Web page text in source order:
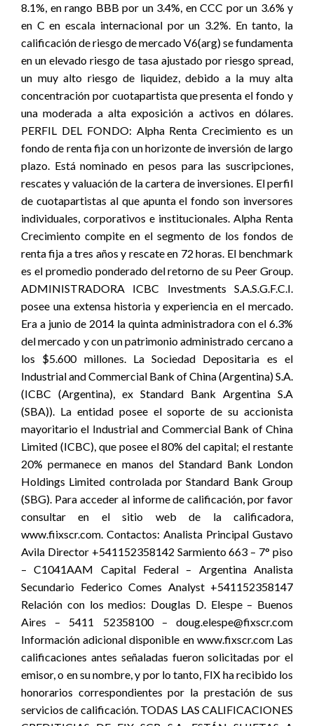
8.1%, en rango BBB por un 3.4%, en CCC por un 3.6% y
en C en escala internacional por un 3.2%. En tanto, la
calificación de riesgo de mercado V6(arg) se fundamenta
en un elevado riesgo de tasa ajustado por riesgo spread,
un muy alto riesgo de liquidez, debido a la muy alta
concentración por cuotapartista que presenta el fondo y
una moderada a alta exposición a activos en dólares.
PERFIL DEL FONDO: Alpha Renta Crecimiento es un
fondo de renta fija con un horizonte de inversión de largo
plazo. Está nominado en pesos para las suscripciones,
rescates y valuación de la cartera de inversiones. El perfil
de cuotapartistas al que apunta el fondo son inversores
individuales, corporativos e institucionales. Alpha Renta
Crecimiento compite en el segmento de los fondos de
renta fija a tres años y rescate en 72 horas. El benchmark
es el promedio ponderado del retorno de su Peer Group.
ADMINISTRADORA ICBC Investments S.A.S.G.F.C.I.
posee una extensa historia y experiencia en el mercado.
Era a junio de 2014 la quinta administradora con el 6.3%
del mercado y con un patrimonio administrado cercano a
los $5.600 millones. La Sociedad Depositaria es el
Industrial and Commercial Bank of China (Argentina) S.A.
(ICBC (Argentina), ex Standard Bank Argentina S.A
(SBA)). La entidad posee el soporte de su accionista
mayoritario el Industrial and Commercial Bank of China
Limited (ICBC), que posee el 80% del capital; el restante
20% permanece en manos del Standard Bank London
Holdings Limited controlada por Standard Bank Group
(SBG). Para acceder al informe de calificación, por favor
consultar en el sitio web de la calificadora,
www.fiixscr.com. Contactos: Analista Principal Gustavo
Avila Director +541152358142 Sarmiento 663 – 7° piso
– C1041AAM Capital Federal – Argentina Analista
Secundario Federico Comes Analyst +541152358147
Relación con los medios: Douglas D. Elespe – Buenos
Aires – 5411 52358100 – doug.elespe@fixscr.com
Información adicional disponible en www.fixscr.com Las
calificaciones antes señaladas fueron solicitadas por el
emisor, o en su nombre, y por lo tanto, FIX ha recibido los
honorarios correspondientes por la prestación de sus
servicios de calificación. TODAS LAS CALIFICACIONES